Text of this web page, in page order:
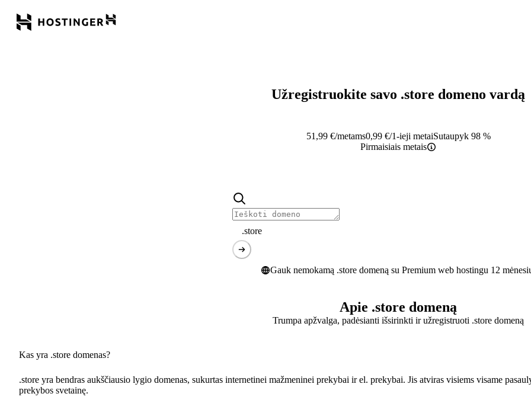
Užregistruokite savo .store domeno vardą
51,99 €/metams0,99 €/1-ieji metaiSutaupyk 98 %
Pirmaisiais metais
.store
Gauk nemokamą .store domeną su Premium web hostingu 12
Apie .store domeną
Trumpa apžvalga, padėsianti išsirinkti ir užregistruoti .store domeną
Kas yra .store domenas?
.store yra bendras aukščiausio lygio domenas, sukurtas internetinei mažmeninei prekybai ir el. prekybai. Jis atviras visiems visame
prekybos svetainę.